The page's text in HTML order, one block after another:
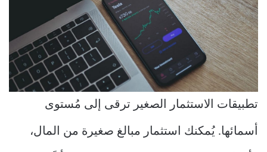
تطبيقات الاستثمار الصغير ترقى إلى مُستوى
أسمائها. يُمكنك استثمار مبالغ صغيرة من المال،